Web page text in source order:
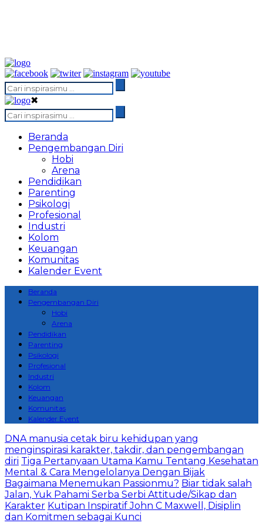
✖
Beranda
Pengembangan Diri
Hobi
Arena
Pendidikan
Parenting
Psikologi
Profesional
Industri
Kolom
Keuangan
Komunitas
Kalender Event
Beranda
Pengembangan Diri
Hobi
Arena
Pendidikan
Parenting
Psikologi
Profesional
Industri
Kolom
Keuangan
Komunitas
Kalender Event
DNA manusia cetak biru kehidupan yang
menginspirasi karakter, takdir, dan pengembangan
diri Tiga Pertanyaan Utama Kamu Tentang Kesehatan
Mental & Cara Mengelolanya Dengan Bijak
Bagaimana Menemukan Passionmu? Biar tidak salah
Jalan, Yuk Pahami Serba Serbi Attitude/Sikap dan
Karakter Kutipan Inspiratif John C Maxwell, Disiplin
dan Komitmen sebagai Kunci